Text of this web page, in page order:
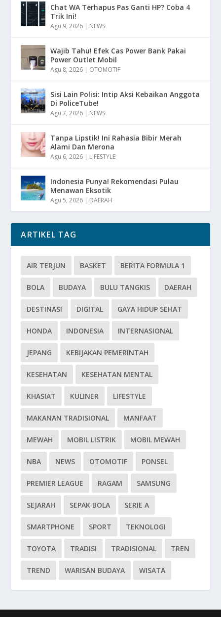
Chat WA Terhapus Pas Ganti HP? Coba 4
Trik Ini!
Agu 9, 2026 | NEWS
Wajib Tahu! Efek Cas Power Bank Pakai
Power Outlet Mobil
Agu 8, 2026 | OTOMOTIF
Sisi Lain Polisi: Intip Aksi Kebaikan Anggota
Di PoliceTube!
Agu 7, 2026 | NEWS
Tanpa Lipstik! Ini Rahasia Bibir Merah
Alami Dan Merona
Agu 6, 2026 | LIFESTYLE
Indonesia Punya! Rekomendasi Pulau
Menawan Eksotik
Agu 5, 2026 | DAERAH
ARTIKEL TAG
AIR TERJUN BASKET BERITA FORMULA 1
BOLA BUDAYA BULU TANGKIS DAERAH
DESTINASI DIGITAL GAYA HIDUP SEHAT
HONDA INDONESIA INTERNASIONAL
JEPANG KEBIJAKAN PEMERINTAH
KESEHATAN KESEHATAN MENTAL
KHASIAT KULINER LIFESTYLE
MAKANAN TRADISIONAL MANFAAT
MEWAH MOBIL LISTRIK MOBIL MEWAH
NBA NEWS OTOMOTIF PONSEL
PREMIER LEAGUE RAGAM SAMSUNG
SEJARAH SEPAK BOLA SERIE A
SMARTPHONE SPORT TEKNOLOGI
TOYOTA TRADISI TRADISIONAL TREN
TREND WARISAN BUDAYA WISATA